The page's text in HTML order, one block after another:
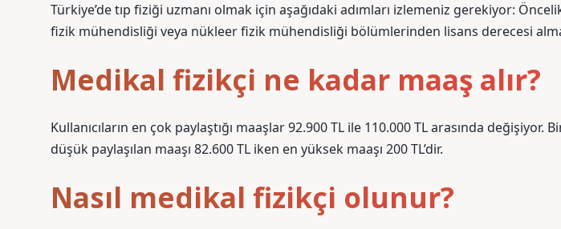
Türkiye’de tıp fiziği uzmanı olmak için aşağıdaki adımları izlemeniz gerekiyor:
fizik mühendisliği veya nükleer fizik mühendisliği bölümlerinden lisans derecesi
Medikal fizikçi ne kadar maaş alır?
Kullanıcıların en çok paylaştığı maaşlar 92.900 TL ile 110.000 TL arasında değişiyor.
düşük paylaşılan maaşı 82.600 TL iken en yüksek maaşı 200 TL’dir.
Nasıl medikal fizikçi olunur?